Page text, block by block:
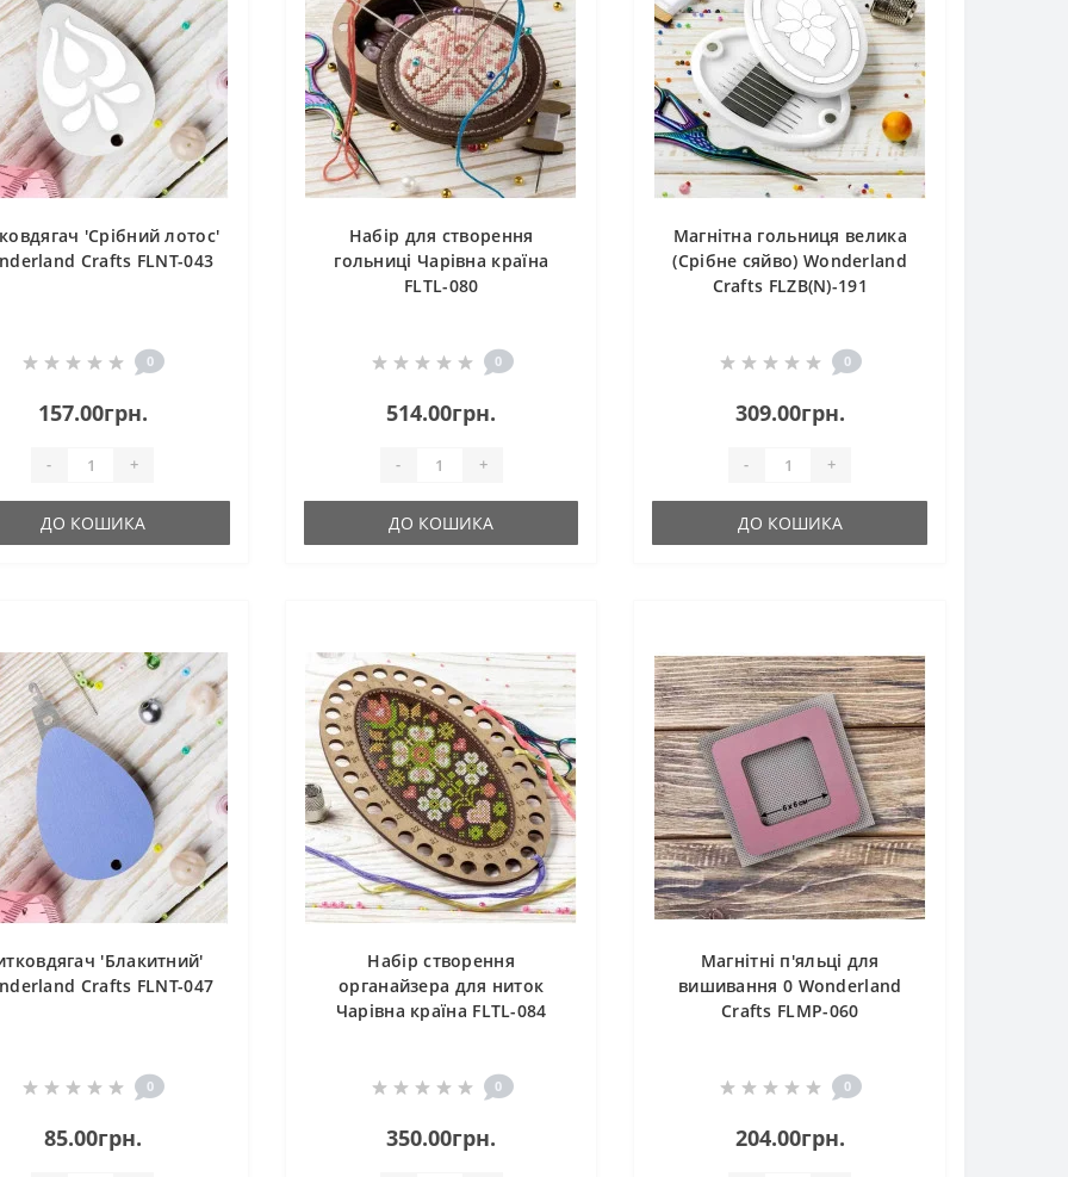
'Срібний лотос'
Crafts FLNT-043
0
157.00грн.
- +
ДО КОШИКА
Набір для створення
гольниці Чарівна країна
FLTL-080
0
514.00грн.
- +
ДО КОШИКА
Магнітна гольниця велика
(Срібне сяйво) Wonderland
Crafts FLZB(N)-191
0
309.00грн.
- +
ДО КОШИКА
'Блакитний'
Crafts FLNT-047
0
85.00грн.
Набір створення
органайзера для ниток
Чарівна країна FLTL-084
0
350.00грн.
Магнітні п'яльці для
вишивання 0 Wonderland
Crafts FLMP-060
0
204.00грн.